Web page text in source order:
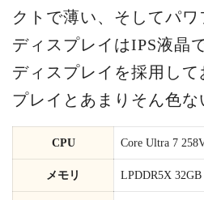
クトで薄い、そしてパワ
ディスプレイはIPS液晶
ディスプレイを採用して
プレイとあまりそん色
CPU Core Ultra 7
メモリ LPDDR5X 32GB